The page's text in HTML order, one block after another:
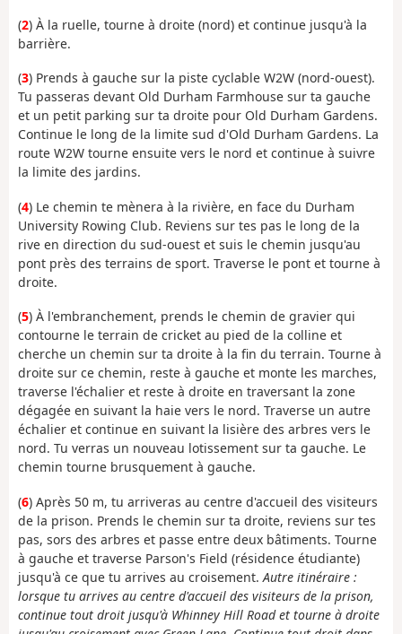
(2) À la ruelle, tourne à droite (nord) et continue jusqu'à la
barrière.
(3) Prends à gauche sur la piste cyclable W2W (nord-ouest).
Tu passeras devant Old Durham Farmhouse sur ta gauche
et un petit parking sur ta droite pour Old Durham Gardens.
Continue le long de la limite sud d'Old Durham Gardens. La
route W2W tourne ensuite vers le nord et continue à suivre
la limite des jardins.
(4) Le chemin te mènera à la rivière, en face du Durham
University Rowing Club. Reviens sur tes pas le long de la
rive en direction du sud-ouest et suis le chemin jusqu'au
pont près des terrains de sport. Traverse le pont et tourne à
droite.
(5) À l'embranchement, prends le chemin de gravier qui
contourne le terrain de cricket au pied de la colline et
cherche un chemin sur ta droite à la fin du terrain. Tourne à
droite sur ce chemin, reste à gauche et monte les marches,
traverse l'échalier et reste à droite en traversant la zone
dégagée en suivant la haie vers le nord. Traverse un autre
échalier et continue en suivant la lisière des arbres vers le
nord. Tu verras un nouveau lotissement sur ta gauche. Le
chemin tourne brusquement à gauche.
(6) Après 50 m, tu arriveras au centre d'accueil des visiteurs
de la prison. Prends le chemin sur ta droite, reviens sur tes
pas, sors des arbres et passe entre deux bâtiments. Tourne
à gauche et traverse Parson's Field (résidence étudiante)
jusqu'à ce que tu arrives au croisement. Autre itinéraire :
lorsque tu arrives au centre d'accueil des visiteurs de la prison,
continue tout droit jusqu'à Whinney Hill Road et tourne à droite